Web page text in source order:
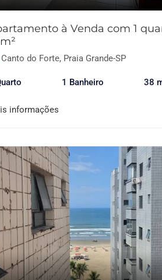
à Venda com 1
Canto do Forte, Praia Grande-SP
1 Banheiro 38
informações